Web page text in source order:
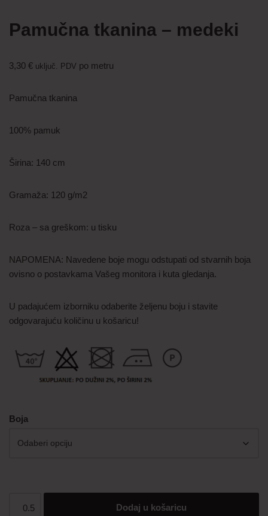
Pamučna tkanina – medeki
3,30 € uključ. PDV po metru
Pamučna tkanina
100% pamuk
Širina: 140 cm
Gramaža: 120 g/m2
Roza – sa greškom: u tisku
NAPOMENA: Navedene boje mogu odstupati od stvarnih boja
ovisno o postavkama Vašeg monitora i kuta gledanja.
U padajućem izborniku odaberite željenu boju i stavite
odgovarajuću količinu u košaricu!
Boja
Dodaj u košaricu